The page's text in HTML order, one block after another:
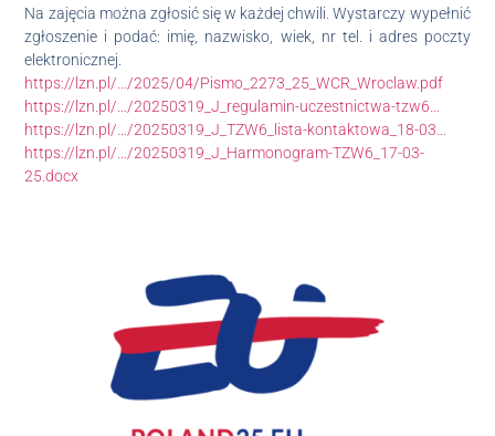
Na zajęcia można zgłosić się w każdej chwili. Wystarczy wypełnić
zgłoszenie i podać: imię, nazwisko, wiek, nr tel. i adres poczty
elektronicznej.
https://lzn.pl/…/2025/04/Pismo_2273_25_WCR_Wroclaw.pdf
https://lzn.pl/…/20250319_J_regulamin-uczestnictwa-tzw6…
https://lzn.pl/…/20250319_J_TZW6_lista-kontaktowa_18-03…
https://lzn.pl/…/20250319_J_Harmonogram-TZW6_17-03-
25.docx